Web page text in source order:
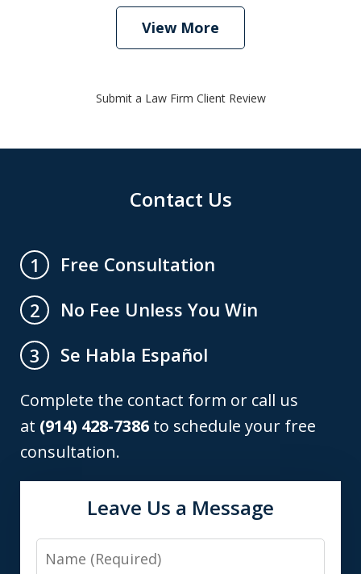
View More
Submit a Law Firm Client Review
Contact Us
1
Free Consultation
2
No Fee Unless You Win
3
Se Habla Español
Complete the contact form or call us
at (914) 428-7386 to schedule your free
consultation.
Leave Us a Message
Name